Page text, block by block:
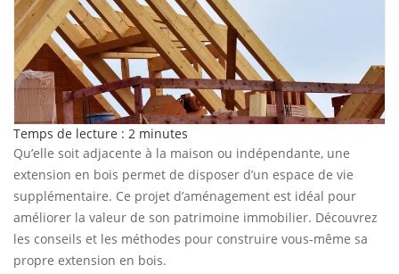
Temps de lecture : 2 minutes
Qu’elle soit adjacente à la maison ou indépendante, une
extension en bois permet de disposer d’un espace de vie
supplémentaire. Ce projet d’aménagement est idéal pour
améliorer la valeur de son patrimoine immobilier. Découvrez
les conseils et les méthodes pour construire vous-même sa
propre extension en bois.